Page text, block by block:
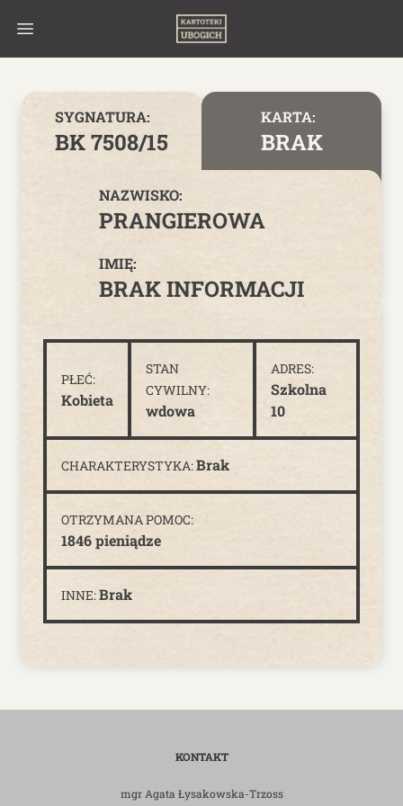
SYGNATURA:
BK 7508/15
KARTA:
BRAK
NAZWISKO:
PRANGIEROWA
IMIĘ:
BRAK INFORMACJI
PŁEĆ:
Kobieta
STAN
CYWILNY:
wdowa
ADRES:
Szkolna
10
CHARAKTERYSTYKA:Brak
OTRZYMANA POMOC:
1846 pieniądze
INNE:Brak
KONTAKT
mgr Agata Łysakowska-Trzoss